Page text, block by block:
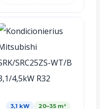
3,1 kW 20–35 m²